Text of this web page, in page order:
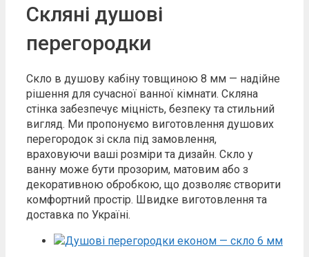
Скляні душові
перегородки
Скло в душову кабіну товщиною 8 мм — надійне
рішення для сучасної ванної кімнати. Скляна
стінка забезпечує міцність, безпеку та стильний
вигляд. Ми пропонуємо виготовлення душових
перегородок зі скла під замовлення,
враховуючи ваші розміри та дизайн. Скло у
ванну може бути прозорим, матовим або з
декоративною обробкою, що дозволяє створити
комфортний простір. Швидке виготовлення та
доставка по Україні.